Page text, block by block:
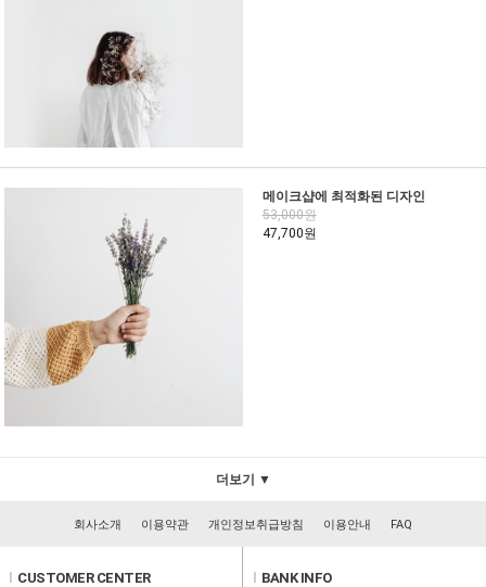
메이크샵에 최적화된 디자인
53,000원
47,700원
더보기 ▼
회사소개 이용약관 개인정보취급방침 이용안내 FAQ
CUSTOMER CENTER BANK INFO